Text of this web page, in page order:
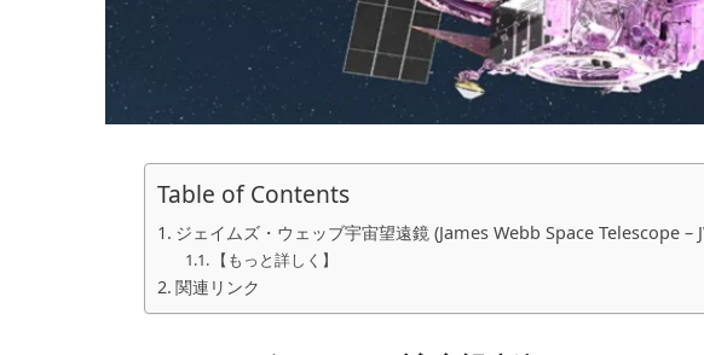
Table of Contents
ジェイムズ・ウェッブ宇宙望遠鏡 (James Webb Space Telescope –
【もっと詳しく】
関連リンク